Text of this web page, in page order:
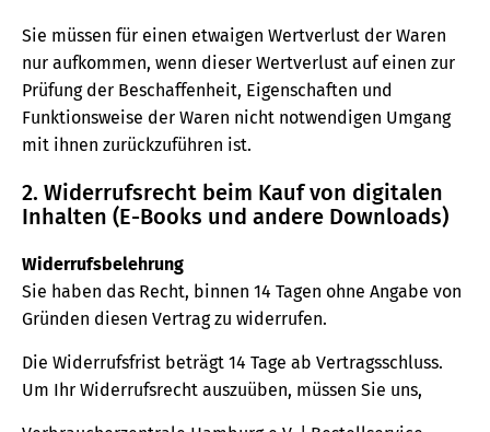
Sie müssen für einen etwaigen Wertverlust der Waren
nur aufkommen, wenn dieser Wertverlust auf einen zur
Prüfung der Beschaffenheit, Eigenschaften und
Funktionsweise der Waren nicht notwendigen Umgang
mit ihnen zurückzuführen ist.
2. Widerrufsrecht beim Kauf von digitalen
Inhalten (E-Books und andere Downloads)
Widerrufsbelehrung
Sie haben das Recht, binnen 14 Tagen ohne Angabe von
Gründen diesen Vertrag zu widerrufen.
Die Widerrufsfrist beträgt 14 Tage ab Vertragsschluss.
Um Ihr Widerrufsrecht auszuüben, müssen Sie uns,